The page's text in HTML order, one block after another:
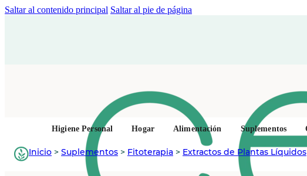
Saltar al contenido principal Saltar al pie de página
Higiene Personal Hogar Alimentación Suplementos
Inicio > Suplementos > Fitoterapia > Extractos de Plantas Líquidos